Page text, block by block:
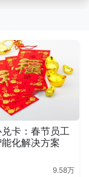
卡：春节员工
化解决方案
9.58万